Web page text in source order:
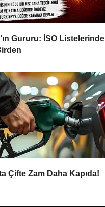
Gururu: İSO Listelerinde
Çifte Zam Daha Kapıda!